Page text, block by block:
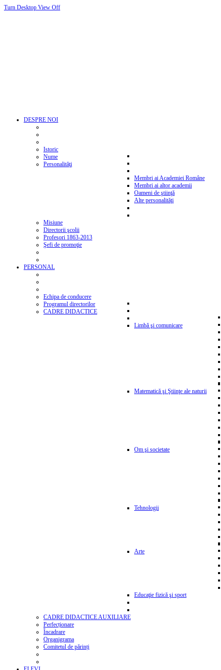
Turn Desktop View Off
DESPRE NOI
Istoric
Nume
Personalităţi
Membri ai Academiei Române
Membri ai altor academii
Oameni de ştiinţă
Alte personalităţi
Misiune
Directorii şcolii
Profesori 1863-2013
Şefi de promoţie
PERSONAL
Echipa de conducere
Programul directorilor
CADRE DIDACTICE
Limbă şi comunicare
Matematică şi Ştiinţe ale naturii
Om şi societate
Tehnologii
Arte
Educaţie fizică şi sport
CADRE DIDACTICE AUXILIARE
Perfecționare
Încadrare
Organigrama
Comitetul de părinți